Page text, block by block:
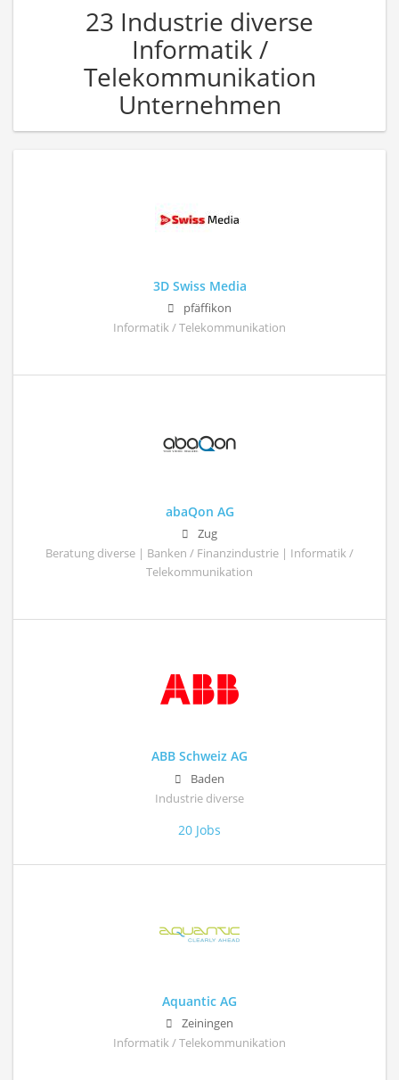
23 Industrie diverse
Informatik /
Telekommunikation
Unternehmen
3D Swiss Media
pfäffikon
Informatik / Telekommunikation
abaQon AG
Zug
Beratung diverse | Banken / Finanzindustrie | Informatik /
Telekommunikation
ABB Schweiz AG
Baden
Industrie diverse
20 Jobs
Aquantic AG
Zeiningen
Informatik / Telekommunikation